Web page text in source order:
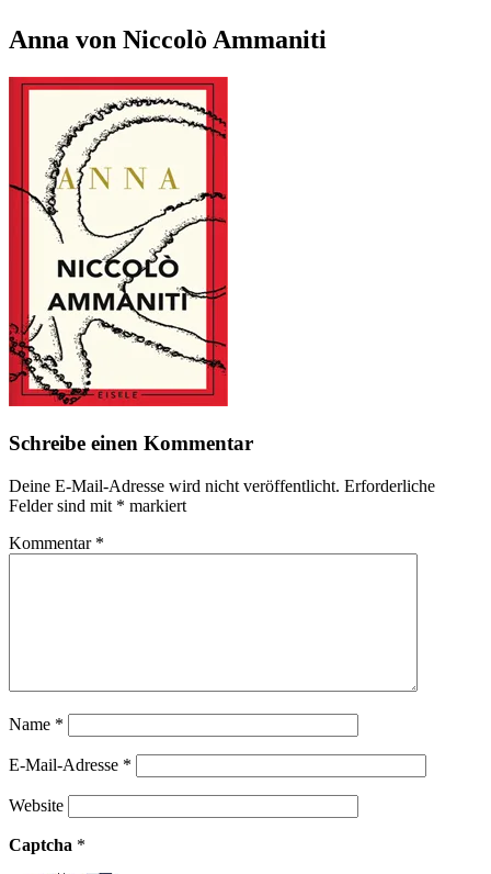
Anna von Niccolò Ammaniti
Schreibe einen Kommentar
Deine E-Mail-Adresse wird nicht veröffentlicht. Erforderliche
Felder sind mit * markiert
Kommentar *
Name *
E-Mail-Adresse *
Website
Captcha *